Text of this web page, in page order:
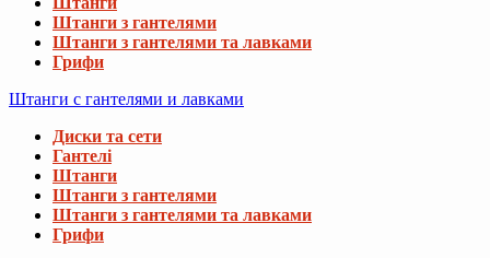
Штанги з гантелями
Штанги з гантелями та лавками
Грифи
Штанги с гантелями и лавками
Диски та сети
Гантелі
Штанги
Штанги з гантелями
Штанги з гантелями та лавками
Грифи